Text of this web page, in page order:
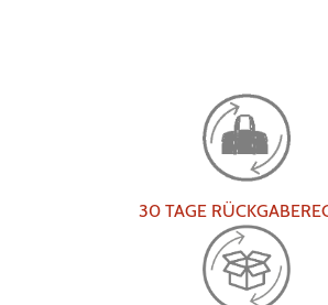
30 TAGE